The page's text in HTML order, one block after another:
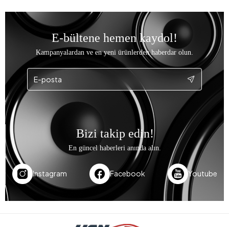
E-bültene hemen kaydol!
Kampanyalardan ve en yeni ürünlerden haberdar olun.
Bizi takip edin!
En güncel haberleri anında alın.
Instagram Facebook Youtube